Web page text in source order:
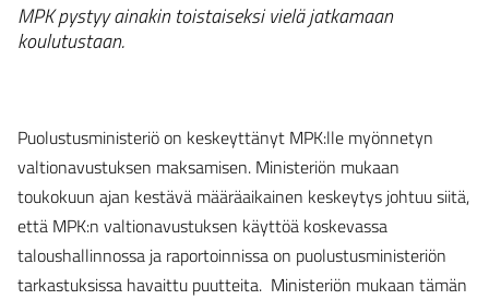
MPK pystyy ainakin toistaiseksi vielä jatkamaan
koulutustaan.
Puolustusministeriö on keskeyttänyt MPK:lle myönnetyn
valtionavustuksen maksamisen. Ministeriön mukaan
toukokuun ajan kestävä määräaikainen keskeytys johtuu siitä,
että MPK:n valtionavustuksen käyttöä koskevassa
taloushallinnossa ja raportoinnissa on puolustusministeriön
tarkastuksissa havaittu puutteita. Ministeriön mukaan tämän